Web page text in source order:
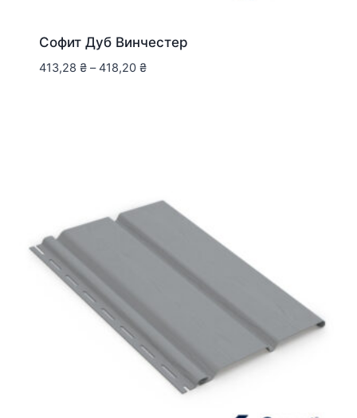
Софит Дуб Винчестер
413,28 ₴ – 418,20 ₴